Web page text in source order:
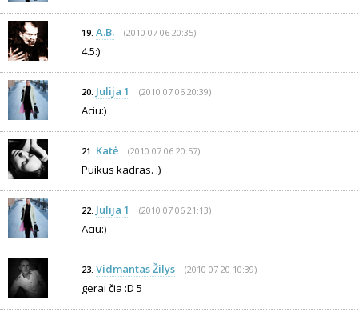
19. A.B. (2010 07 06 20:35)
4.5:)
20. Julija 1 (2010 07 06 20:39)
Aciu:)
21. Katė (2010 07 06 20:57)
Puikus kadras. :)
22. Julija 1 (2010 07 06 21:13)
Aciu:)
23. Vidmantas Žilys (2010 07 20 10:39)
gerai čia :D 5